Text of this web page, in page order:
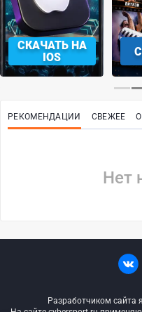
СКАЧАТЬ НА
IOS
РЕКОМЕНДАЦИИ СВЕЖЕЕ
Нет
Разработчиком